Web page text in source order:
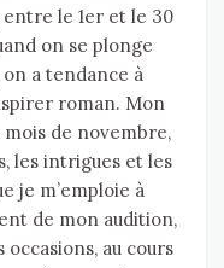
le 1er et le 30
on se plonge
a tendance à
roman. Mon
de novembre,
les intrigues et les
je m’emploie à
de mon audition,
occasions, au cours